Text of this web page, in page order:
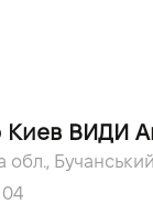
Киев ВИДИ